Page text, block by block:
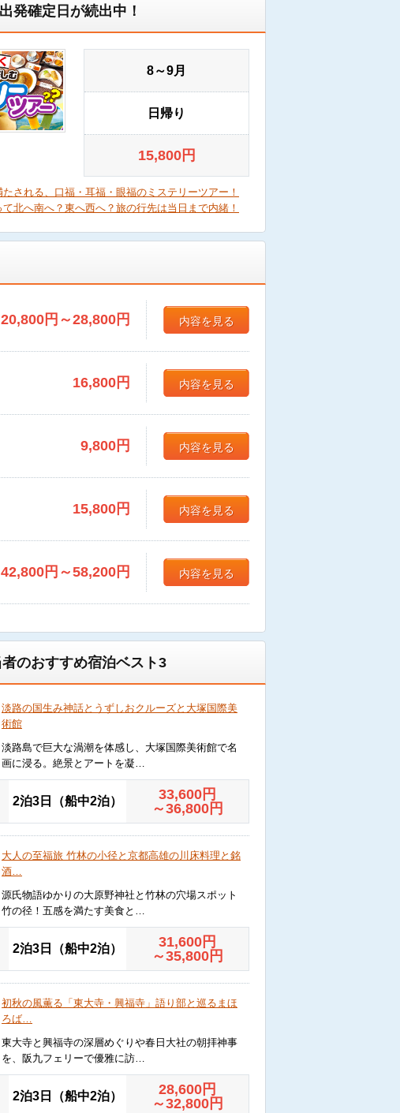
出発確定日が続出中！
8～9月
日帰り
15,800円
される、口福・耳福・眼福のミステリーツアー！
北へ南へ？東へ西へ？旅の行先は当日まで内緒！
20,800 円 ～28,800 円 内容を見る
16,800 円 内容を見る
9,800 円 内容を見る
15,800 円 内容を見る
42,800 円 ～58,200 円 内容を見る
のおすすめ宿泊ベスト3
淡路の国生み神話とうずしおクルーズと大塚国際美
術館
淡路島で巨大な渦潮を体感し、大塚国際美術館で名
画に浸る。絶景とアートを凝…
2泊3日（船中2泊） 33,600 円
～36,800 円
大人の至福旅 竹林の小径と京都高雄の川床料理と銘
酒…
源氏物語ゆかりの大原野神社と竹林の穴場スポット
竹の径！五感を満たす美食と…
2泊3日（船中2泊） 31,600 円
～35,800 円
初秋の風薫る「東大寺・興福寺」語り部と巡るまほ
ろば…
東大寺と興福寺の深層めぐりや春日大社の朝拝神事
を、阪九フェリーで優雅に訪…
2泊3日（船中2泊） 28,600 円
～32,800 円